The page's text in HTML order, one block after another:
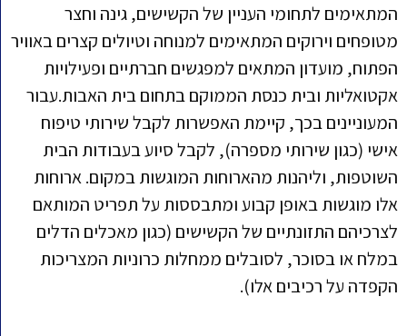
המתאימים לתחומי העניין של הקשישים, גינה וחצר
מטופחים וירוקים המתאימים למנוחה וטיולים קצרים באוויר
הפתוח, מועדון המתאים למפגשים חברתיים ופעילויות
אקטואליות ובית כנסת הממוקם בתחום בית האבות.עבור
המעוניינים בכך, קיימת האפשרות לקבל שירותי טיפוח
אישי (כגון שירותי מספרה), לקבל סיוע בעבודות הבית
השוטפות, וליהנות מהארוחות המוגשות במקום. ארוחות
אלו מוגשות באופן קבוע ומתבססות על תפריט המותאם
לצרכיהם התזונתיים של הקשישים (כגון מאכלים הדלים
במלח או בסוכר, לסובלים ממחלות כרוניות המצריכות
הקפדה על רכיבים אלו).